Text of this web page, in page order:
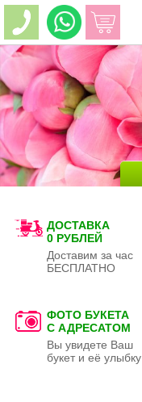
ДОСТАВКА
0 РУБЛЕЙ
Доставим за час
БЕСПЛАТНО
ФОТО БУКЕТА
С АДРЕСАТОМ
Вы увидете Ваш
букет и её улыбку